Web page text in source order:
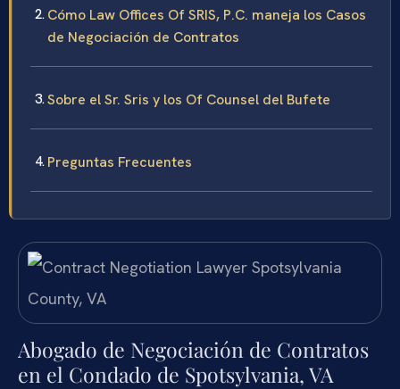
Cómo Law Offices Of SRIS, P.C. maneja los Casos
de Negociación de Contratos
Sobre el Sr. Sris y los Of Counsel del Bufete
Preguntas Frecuentes
Abogado de Negociación de Contratos
en el Condado de Spotsylvania, VA